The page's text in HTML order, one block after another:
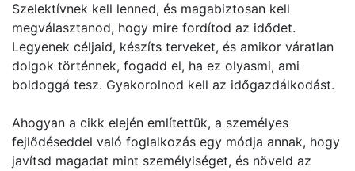
Szelektívnek kell lenned, és magabiztosan kell
megválasztanod, hogy mire fordítod az idődet.
Legyenek céljaid, készíts terveket, és amikor váratlan
dolgok történnek, fogadd el, ha ez olyasmi, ami
boldoggá tesz. Gyakorolnod kell az időgazdálkodást.
Ahogyan a cikk elején említettük, a személyes
fejlődéseddel való foglalkozás egy módja annak, hogy
javítsd magadat mint személyiséget, és növeld az